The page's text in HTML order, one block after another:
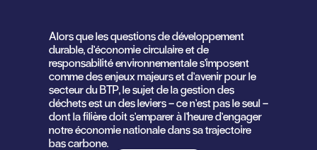
Alors que les questions de développement
durable, d’économie circulaire et de
responsabilité environnementale s’imposent
comme des enjeux majeurs et d’avenir pour le
secteur du BTP, le sujet de la gestion des
déchets est un des leviers – ce n’est pas le seul –
dont la filière doit s’emparer à l’heure d’engager
notre économie nationale dans sa trajectoire
bas carbone.